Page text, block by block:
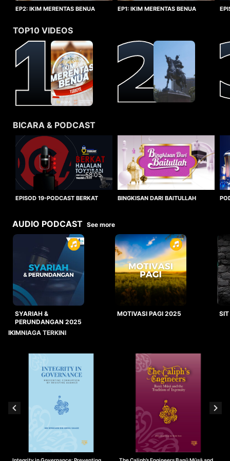
EP2: IKIM MERENTAS BENUA
EP1: IKIM MERENTAS BENUA
TOP10 VIDEOS
BICARA & PODCAST
58:05
EPISOD 19-PODCAST BERKAT
BINGKISAN DARI BAITULLAH
AUDIO PODCAST See more
SYARIAH &
PERUNDANGAN 2025
MOTIVASI PAGI 2025
IKIMNIAGA TERKINI